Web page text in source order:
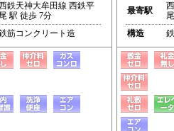
鉄天神大牟田線 西鉄平
尾 駅 徒歩 7分
筋コンクリート造
最寄駅
構造